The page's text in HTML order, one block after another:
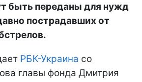
быть переданы для нужд
пострадавших от
РБК-Украина со
главы фонда Дмитрия